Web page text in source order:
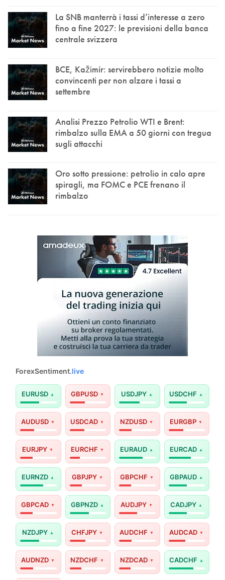
La SNB manterrà i tassi d’interesse a zero
fino a fine 2027: le previsioni della banca
centrale svizzera
BCE, Kažimír: servirebbero notizie molto
convincenti per non alzare i tassi a
settembre
Analisi Prezzo Petrolio WTI e Brent:
rimbalzo sulla EMA a 50 giorni con tregua
sugli attacchi
Oro sotto pressione: petrolio in calo apre
spiragli, ma FOMC e PCE frenano il
rimbalzo
ForexSentiment.live
EURUSD GBPUSD USDJPY USDCHF
AUDUSD USDCAD NZDUSD EURGBP
EURJPY EURCHF EURAUD EURCAD
EURNZD GBPJPY GBPCHF GBPAUD
GBPCAD GBPNZD AUDJPY CADJPY
NZDJPY CHFJPY AUDCHF AUDCAD
AUDNZD NZDCHF NZDCAD CADCHF